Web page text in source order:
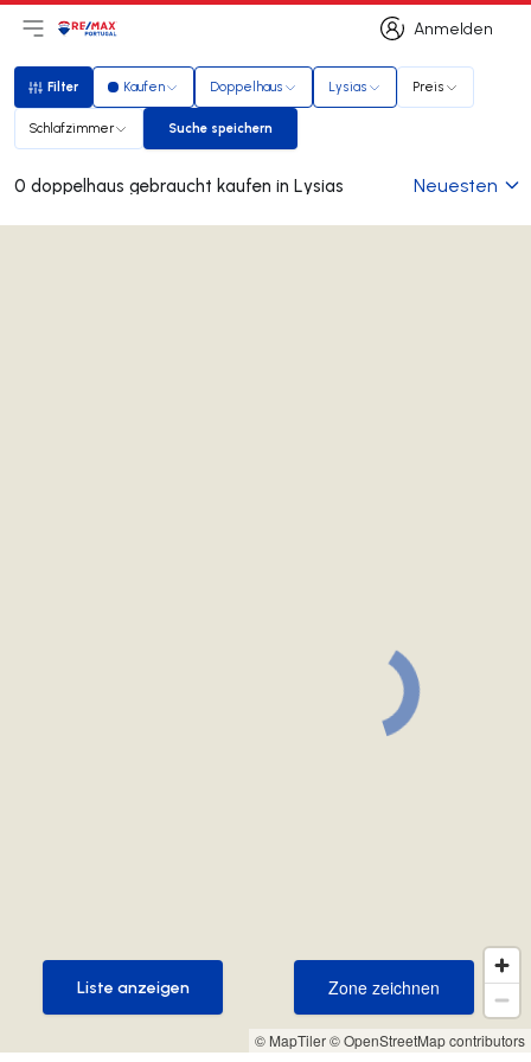
Anmelden
Anmelden
Hauptmenü öffnen
LogoZur Startseite
Filter
Filter Kaufen Doppelhaus Lysias Preis
Schlafzimmer Suche speichern
Suche speichern
0 doppelhaus gebraucht kaufen in Lysias Neuesten
© MapTiler© OpenStreetMap contributors
Zone zeichnen
Zone zeichnen
Liste anzeigen
Liste anzeigen